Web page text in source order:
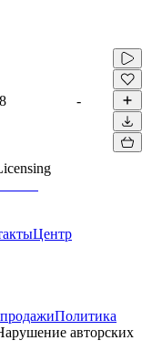
-
Центр
Политика
авторских